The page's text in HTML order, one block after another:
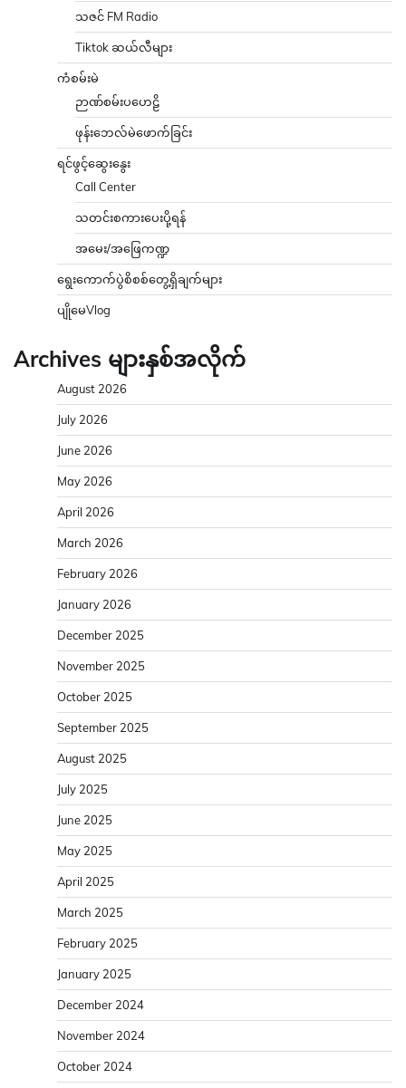
သဇင် FM Radio
Tiktok ဆယ်လီများ
ကံစမ်းမဲ
ဉာဏ်စမ်းပဟေဠိ
ဖုန်းဘေလ်မဲဖောက်ခြင်း
ရင်ဖွင့်ဆွေးနွေး
Call Center
သတင်းစကားပေးပို့ရန်
အမေး/အဖြေကဏ္ဍ
ရွေးကောက်ပွဲစိစစ်တွေ့ရှိချက်များ
ပျိုမေVlog
Archives များနှစ်အလိုက်
August 2026
July 2026
June 2026
May 2026
April 2026
March 2026
February 2026
January 2026
December 2025
November 2025
October 2025
September 2025
August 2025
July 2025
June 2025
May 2025
April 2025
March 2025
February 2025
January 2025
December 2024
November 2024
October 2024